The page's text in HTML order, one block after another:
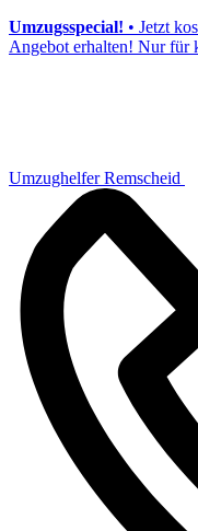
Umzugsspecial! • Jetzt
Angebot erhalten! Nur für
Umzughelfer Remscheid